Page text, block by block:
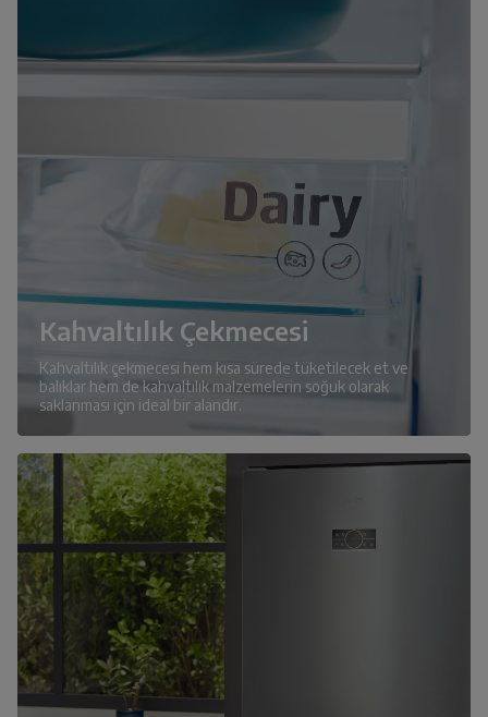
Kahvaltılık Çekmecesi
Kahvaltılık çekmecesi hem kısa sürede tüketilecek et ve
balıklar hem de kahvaltılık malzemelerin soğuk olarak
saklanması için ideal bir alandır.